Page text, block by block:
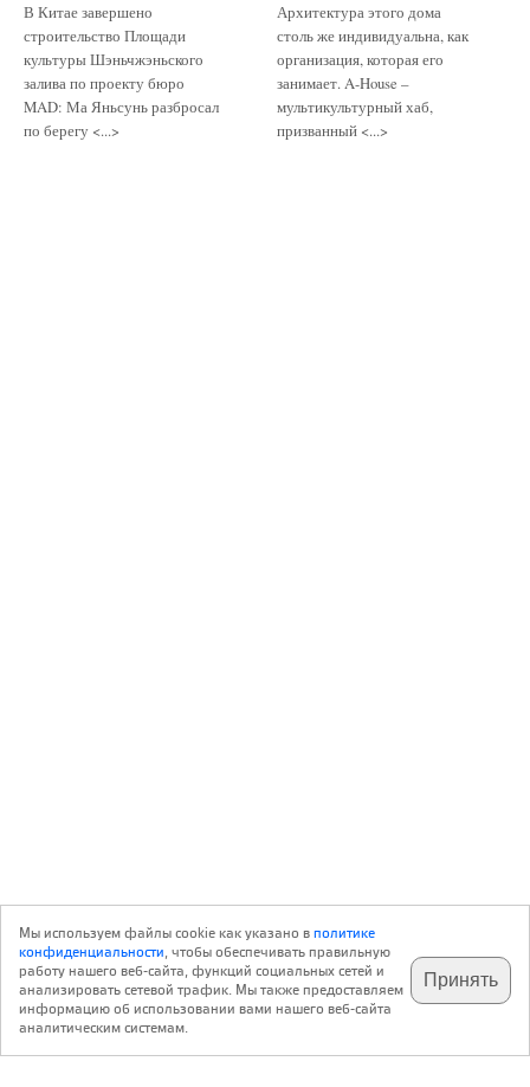
В Китае завершено
строительство Площади
культуры Шэньчжэньского
залива по проекту бюро
MAD: Ма Яньсунь разбросал
по берегу <...>
Архитектура этого дома
столь же индивидуальна, как
организация, которая его
занимает. A-House –
мультикультурный хаб,
призванный <...>
подпишитесь на наш
телеграм @archi_ru
✕
с 20 июля 1999 г.
Мы используем файлы cookie как указано вполитике
конфиденциальности, чтобы обеспечивать правильную
работу нашего веб-сайта, функций социальных сетей и
анализировать сетевой трафик. Мы также предоставляем
информацию об использовании вами нашего веб-сайта
аналитическим системам.
Принять